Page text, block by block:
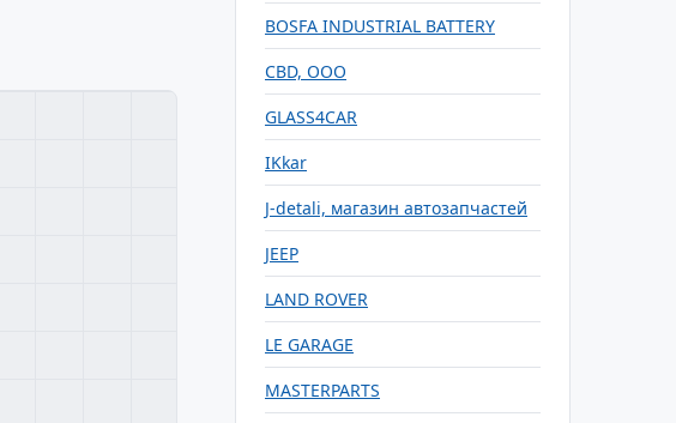
BOSFA INDUSTRIAL BATTERY
CBD, ООО
GLASS4CAR
IKkar
J-detali, магазин автозапчастей
JEEP
LAND ROVER
LE GARAGE
MASTERPARTS